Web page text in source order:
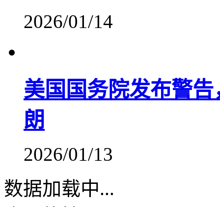
2026/01/14
美国国务院发布警
朗
2026/01/13
数据加载中...